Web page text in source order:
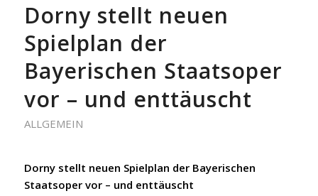
Dorny stellt neuen
Spielplan der
Bayerischen Staatsoper
vor – und enttäuscht
ALLGEMEIN
Dorny stellt neuen Spielplan der Bayerischen
Staatsoper vor – und enttäuscht